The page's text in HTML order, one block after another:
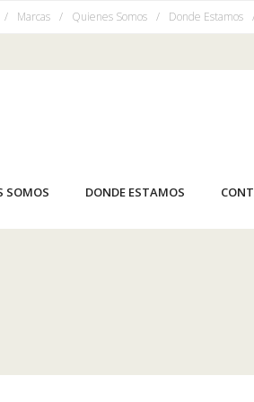
Marcas Quienes Somos Donde Estamos
SOMOS DONDE ESTAMOS